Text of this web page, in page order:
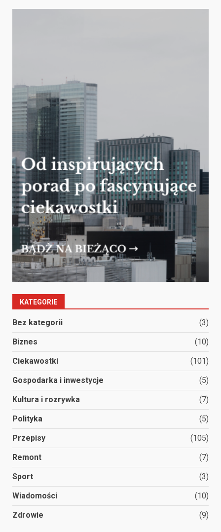
KATEGORIE
Bez kategorii (3)
Biznes (10)
Ciekawostki (101)
Gospodarka i inwestycje (5)
Kultura i rozrywka (7)
Polityka (5)
Przepisy (105)
Remont (7)
Sport (3)
Wiadomości (10)
Zdrowie (9)